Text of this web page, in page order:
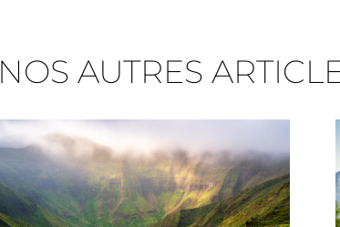
NOS AUTRES